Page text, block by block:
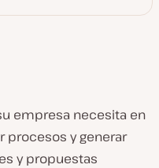
empresa necesita en
procesos y generar
y propuestas